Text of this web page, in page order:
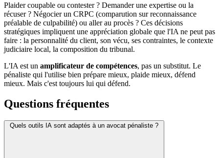
Plaider coupable ou contester ? Demander une expertise ou la
récuser ? Négocier un CRPC (comparution sur reconnaissance
préalable de culpabilité) ou aller au procès ? Ces décisions
stratégiques impliquent une appréciation globale que l'IA ne peut pas
faire : la personnalité du client, son vécu, ses contraintes, le contexte
judiciaire local, la composition du tribunal.
L'IA est un amplificateur de compétences, pas un substitut. Le
pénaliste qui l'utilise bien prépare mieux, plaide mieux, défend
mieux. Mais c'est toujours lui qui défend.
Questions fréquentes
Quels outils IA sont adaptés à un avocat pénaliste ?